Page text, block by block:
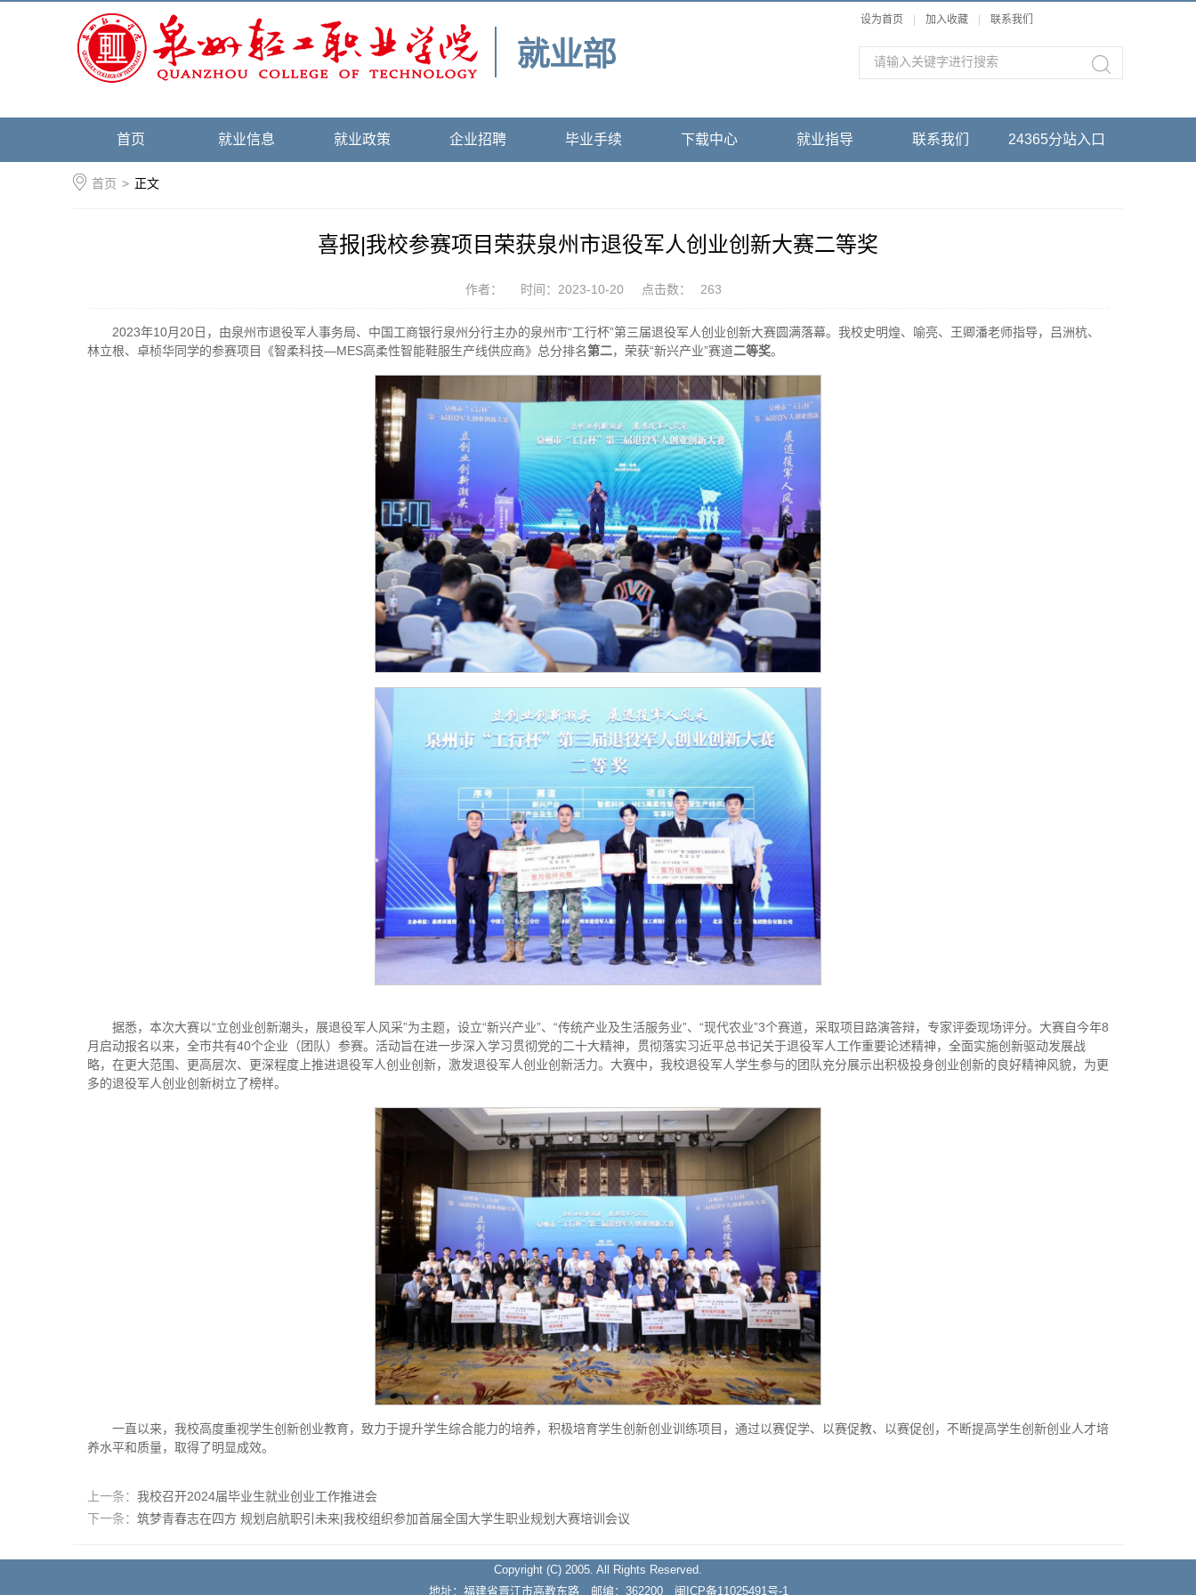
设为首页 加入收藏 联系我们
首页 就业信息 就业政策 企业招聘 毕业手续 下载中心 就业指导 联系我们 24365分站入口
首页 > 正文
喜报|我校参赛项目荣获泉州市退役军人创业创新大赛二等奖
作者： 时间：2023-10-20 点击数： 263
2023年10月20日，由泉州市退役军人事务局、中国工商银行泉州分行主办的泉州市“工行杯”第三届退役军人创业创新大赛圆满落幕。我校史明煌、喻亮、王卿潘老师指导，吕洲杭、
林立根、卓桢华同学的参赛项目《智柔科技—MES高柔性智能鞋服生产线供应商》总分排名第二，荣获“新兴产业”赛道二等奖。
据悉，本次大赛以“立创业创新潮头，展退役军人风采”为主题，设立“新兴产业”、“传统产业及生活服务业”、“现代农业”3个赛道，采取项目路演答辩，专家评委现场评分。大赛自今年8
月启动报名以来，全市共有40个企业（团队）参赛。活动旨在进一步深入学习贯彻党的二十大精神，贯彻落实习近平总书记关于退役军人工作重要论述精神，全面实施创新驱动发展战
略，在更大范围、更高层次、更深程度上推进退役军人创业创新，激发退役军人创业创新活力。大赛中，我校退役军人学生参与的团队充分展示出积极投身创业创新的良好精神风貌，为更
多的退役军人创业创新树立了榜样。
一直以来，我校高度重视学生创新创业教育，致力于提升学生综合能力的培养，积极培育学生创新创业训练项目，通过以赛促学、以赛促教、以赛促创，不断提高学生创新创业人才培
养水平和质量，取得了明显成效。
上一条： 我校召开2024届毕业生就业创业工作推进会
下一条： 筑梦青春志在四方 规划启航职引未来|我校组织参加首届全国大学生职业规划大赛培训会议
Copyright (C) 2005. All Rights Reserved.
地址：福建省晋江市高教东路 邮编：362200 闽ICP备11025491号-1